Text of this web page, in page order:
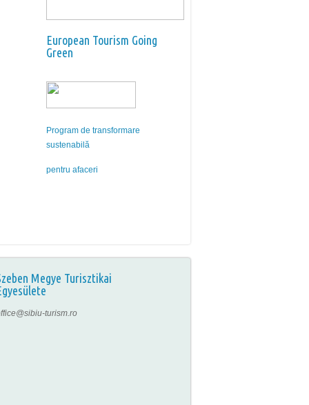
European Tourism Going
Green
Program de transformare
sustenabilă
pentru afaceri
Megye Turisztikai
turism.ro